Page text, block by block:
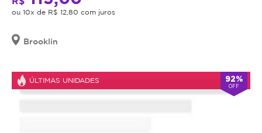
ou 10x de R$ 12,80 com juros
Brooklin
ÚLTIMAS UNIDADES 92%
OFF